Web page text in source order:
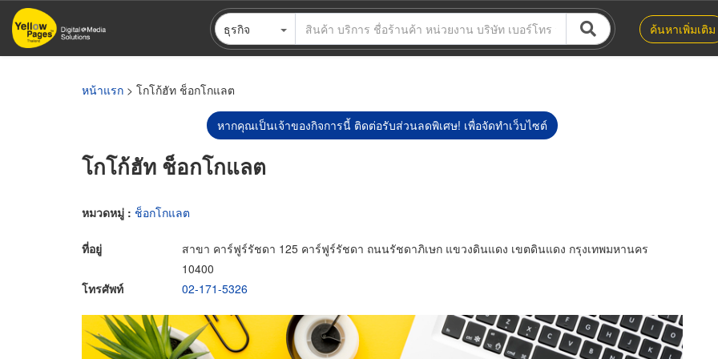
ข้าม
ไป
ธุรกิจ ค้นหาเพิ่มเติม
หน้าแรก > โกโก้ฮัท ช็อกโกแลต
หากคุณเป็นเจ้าของกิจการนี้ ติดต่อรับส่วนลดพิเศษ! เพื่อจัดทำเว็บไซต์
โกโก้ฮัท ช็อกโกแลต
หมวดหมู่ : ช็อกโกแลต
ที่อยู่
สาขา คาร์ฟูร์รัชดา 125 คาร์ฟูร์รัชดา ถนนรัชดาภิเษก แขวงดินแดง เขตดินแดง กรุงเทพมหานคร
10400
โทรศัพท์
02-171-5326